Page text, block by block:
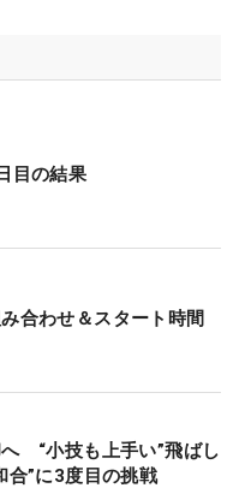
目の結果
合わせ＆スタート時間
“小技も上手い”飛ばし
合”に3度目の挑戦